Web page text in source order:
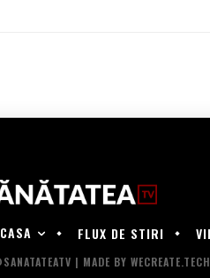
FLUX DE STIRI
| MADE BY WECREATE.TECH